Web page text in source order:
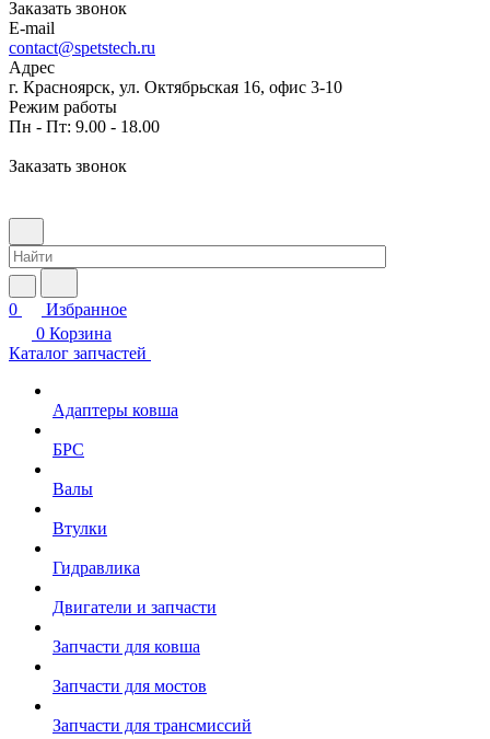
Заказать звонок
E-mail
contact@spetstech.ru
Адрес
г. Красноярск, ул. Октябрьская 16, офис 3-10
Режим работы
Пн - Пт: 9.00 - 18.00
Заказать звонок
0
Избранное
0 Корзина
Каталог запчастей
Адаптеры ковша
БРС
Валы
Втулки
Гидравлика
Двигатели и запчасти
Запчасти для ковша
Запчасти для мостов
Запчасти для трансмиссий